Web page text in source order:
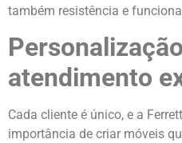
também resistência e
atendimento
Cada cliente é único, e a
importância de criar móveis